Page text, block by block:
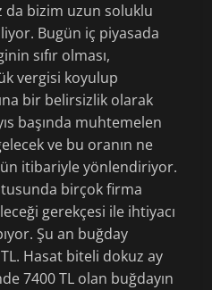
da bizim uzun soluklu
Bugün iç piyasada
sıfır olması,
vergisi koyulup
bir belirsizlik olarak
başında muhtemelen
ve bu oranın ne
itibariyle yönlendiriyor.
birçok firma
gerekçesi ile ihtiyacı
Şu an buğday
Hasat biteli dokuz ay
7400 TL olan buğdayın